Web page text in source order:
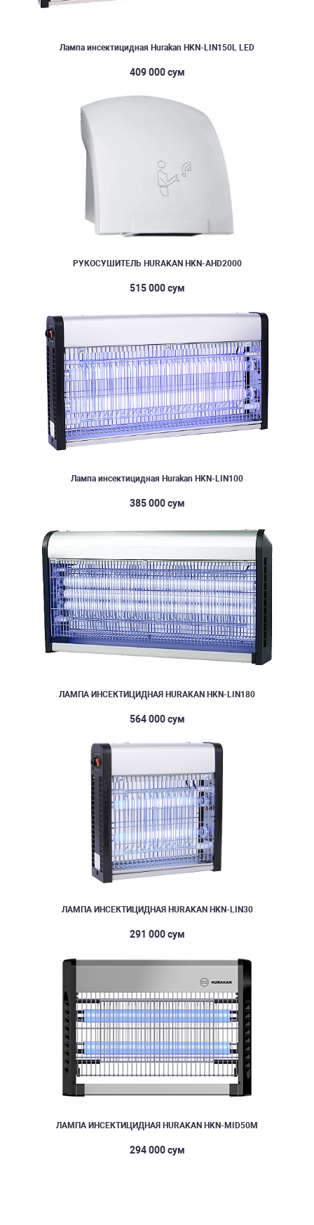
Лампа инсектицидная Hurakan HKN-LIN150L LED
409 000 сум
РУКОСУШИТЕЛЬ HURAKAN HKN-AHD2000
515 000 сум
Лампа инсектицидная Hurakan HKN-LIN100
385 000 сум
ЛАМПА ИНСЕКТИЦИДНАЯ HURAKAN HKN-LIN180
564 000 сум
ЛАМПА ИНСЕКТИЦИДНАЯ HURAKAN HKN-LIN30
291 000 сум
ЛАМПА ИНСЕКТИЦИДНАЯ HURAKAN HKN-MID50M
294 000 сум